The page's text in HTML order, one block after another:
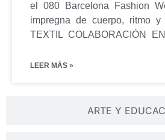
ARTE Y
el 080 Barcelona Fashion
impregna de cuerpo, ritmo y
TEXTIL COLABORACIÓN EN
LEER MÁS »